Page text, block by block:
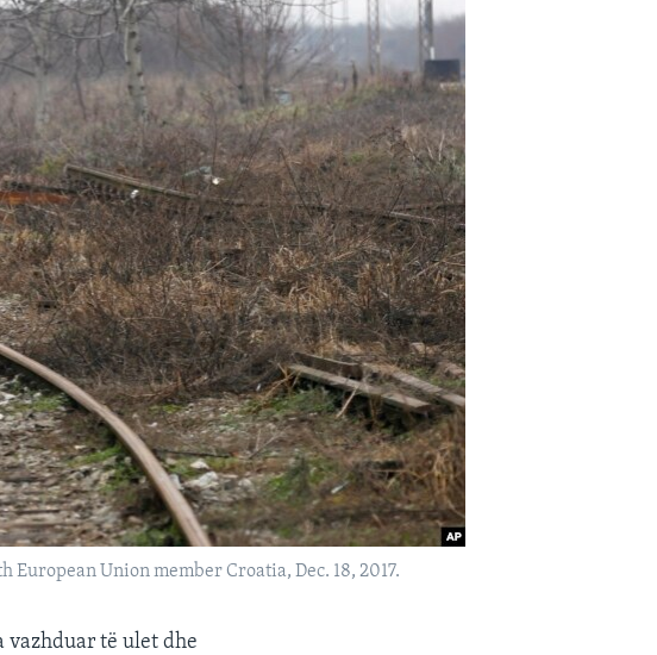
Union member Croatia, Dec. 18, 2017.
vazhduar të ulet dhe